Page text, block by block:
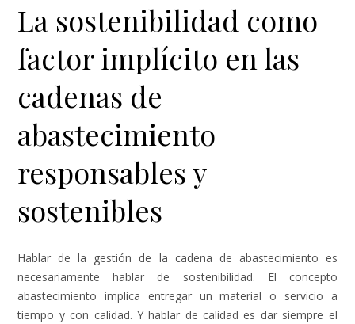
La sostenibilidad como
factor implícito en las
cadenas de
abastecimiento
responsables y
sostenibles
Hablar de la gestión de la cadena de abastecimiento es
necesariamente hablar de sostenibilidad. El concepto
abastecimiento implica entregar un material o servicio a
tiempo y con calidad. Y hablar de calidad es dar siempre el